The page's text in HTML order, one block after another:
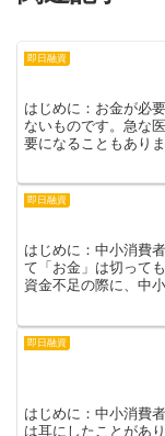
即日融資
はじめに：お金が必
ないものです。急な
要になることもあり
即日融資
はじめに：中小消費
て「お金」は切って
資金不足の際に、中
即日融資
はじめに：中小消費
は耳にしたことがあ